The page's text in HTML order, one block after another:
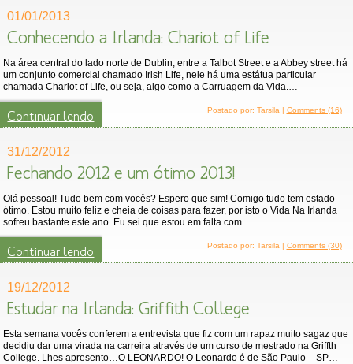
01/01/2013
Conhecendo a Irlanda: Chariot of Life
Na área central do lado norte de Dublin, entre a Talbot Street e a Abbey street há
um conjunto comercial chamado Irish Life, nele há uma estátua particular
chamada Chariot of Life, ou seja, algo como a Carruagem da Vida.…
Continuar lendo Postado por: Tarsila | Comments (16)
31/12/2012
Fechando 2012 e um ótimo 2013!
Olá pessoal! Tudo bem com vocês? Espero que sim! Comigo tudo tem estado
ótimo. Estou muito feliz e cheia de coisas para fazer, por isto o Vida Na Irlanda
sofreu bastante este ano. Eu sei que estou em falta com…
Continuar lendo Postado por: Tarsila | Comments (30)
19/12/2012
Estudar na Irlanda: Griffith College
Esta semana vocês conferem a entrevista que fiz com um rapaz muito sagaz que
decidiu dar uma virada na carreira através de um curso de mestrado na Griffth
College. Lhes apresento…O LEONARDO! O Leonardo é de São Paulo – SP…